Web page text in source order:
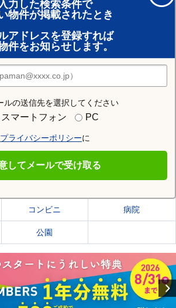
力した検索条件で
物件が掲載されたとき
アドレスを登録すれば
件をお知らせします。
ルの送信先を選択してください
スマートフォン PC
プライバシーポリシーに
してメールで受け取る
し！
ト
す
沢市の情報を見る
コンビニ 病院
公園